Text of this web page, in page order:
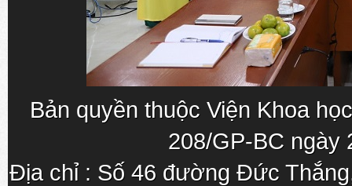
Bản quyền thuộc Viện Khoa
208/GP-BC ngày
Địa chỉ : Số 46 đường Đức